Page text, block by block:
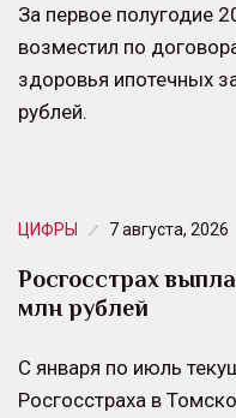
За первое полугодие
возместил по
здоровья ипотечных
рублей.
ЦИФРЫ 7 августа, 2026
Росгосстрах
млн рублей
С января по июль
Росгосстраха в